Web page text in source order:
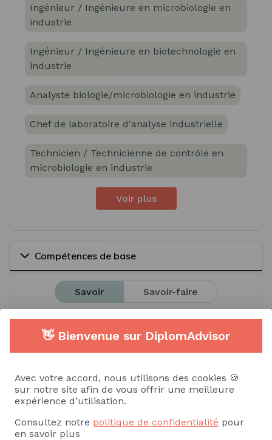
Ingénieur / Ingénieure en microbiologie en
industrie
Ingénieur / Ingénieure en biotechnologie en
industrie
Analyste biologie/microbiologie en industrie
Chef de laboratoire d'analyse industrielle
Technicien / Technicienne de contrôle en
microbiologie en industrie
Voir plus
Compétences de base
Savoir Savoir-faire
Microbiologie Biologie
Biologie moléculaire Physiologie
Techniques de laboratoire
👋 Bienvenue sur DiplomAdvisor
Avec votre accord, nous utilisons des cookies 🍪
sur notre site afin de vous offrir une meilleure
expérience d’utilisation.
Consultez notre politique de confidentialité pour
en savoir plus